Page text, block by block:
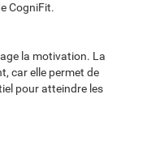
CogniFit.
la motivation. La
car elle permet de
pour atteindre les